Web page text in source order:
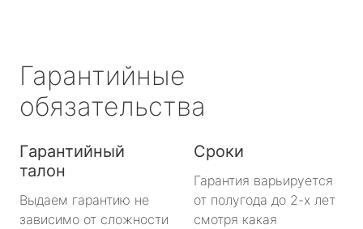
Гарантийные
обязательства
Гарантийный
талон
Выдаем гарантию не
зависимо от сложности
Сроки
Гарантия варьируется
от полугода до 2-х лет
смотря какая